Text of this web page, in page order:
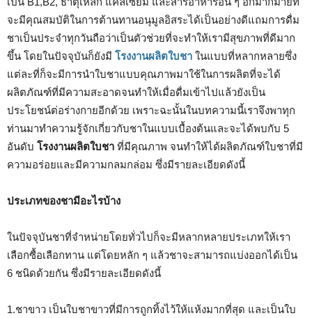
จะมีคุณสมบัติในการต้านทานอนุมูลอิสระได้เป็นอย่างดีแถมการดื่ม
ชาเป็นประจำทุกวันถือว่าเป็นตัวช่วยที่จะทำให้เรามีสุขภาพที่ดีมาก
ขึ้น โดยในปัจจุบันก็ยังมี โรงงานผลิตใบชา ในแบบที่หลากหลายซึ่ง
แต่ละที่ก็จะมีการนำใบชาแบบคุณภาพมาใช้ในการผลิตที่จะได้
ผลิตภัณฑ์ที่มีความสะอาดจนทำให้เมื่อดื่มเข้าไปแล้วยังเป็น
ประโยชน์ต่อร่างกายอีกด้วย เพราะฉะนั้นในบทความนี้เราจึงพาทุก
ท่านมาทำความรู้จักเกี่ยวกับชาในแบบเบื้องต้นและจะได้พบกับ 5
อันดับ โรงงานผลิตใบชา ที่มีคุณภาพ จนทำให้ได้ผลิตภัณฑ์ใบชาที่มี
ความอร่อยและมีความกลมกล่อม ซึ่งมีรายละเอียดดังนี้
ประเภทของชามีอะไรบ้าง
ในปัจจุบันชาที่จำหน่ายโดยทั่วไปก็จะมีหลากหลายประเภทให้เรา
เลือกซื้อเลือกทาน แต่โดยหลัก ๆ แล้วชาจะสามารถแบ่งออกได้เป็น
6 ชนิดด้วยกัน ซึ่งมีรายละเอียดดังนี้
1.ชาขาว เป็นใบชาขาวที่มีการถูกทิ้งไว้ให้แห้งมากที่สุด และเป็นใบ